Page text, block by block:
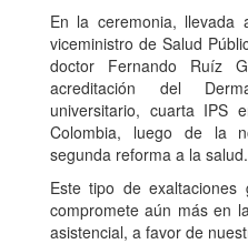
En la ceremonia,
viceministro de Salud
doctor Fernando Ruíz
acreditación del
universitario, cuarta IPS
Colombia, luego de la
segunda reforma a la salud.
Este tipo de exaltaciones
compromete aún más en
asistencial, a favor de